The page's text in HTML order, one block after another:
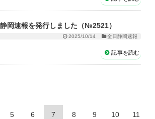
岡速報を発行しました（№2521）
2025/10/14 全日静岡速報
記事を読む
5 6 7 8 9 10 11